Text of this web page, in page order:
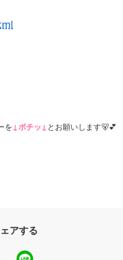
を↓ポチッ↓ とお願いします🐻💕
アする